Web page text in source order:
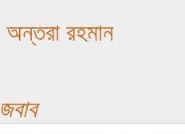
অন্তরা রহমান
জবাব